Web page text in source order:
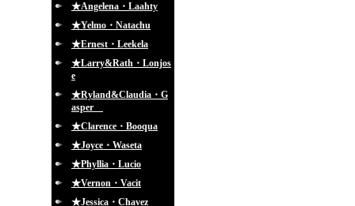
★Angelena・Laahty
★Yelmo・Natachu
★Ernest・Leekela
★Larry&Rath・Lonjos
e
★Ryland&Claudia・G
asper
★Clarence・Booqua
★Joyce・Waseta
★Phyllia・Lucio
★Vernon・Vacit
★Jessica・Chavez